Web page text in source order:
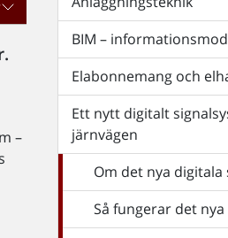
–
BIM –
Elabonnemang och
Ett nytt digitalt
järnvägen
Om det nya
Så fungerar det